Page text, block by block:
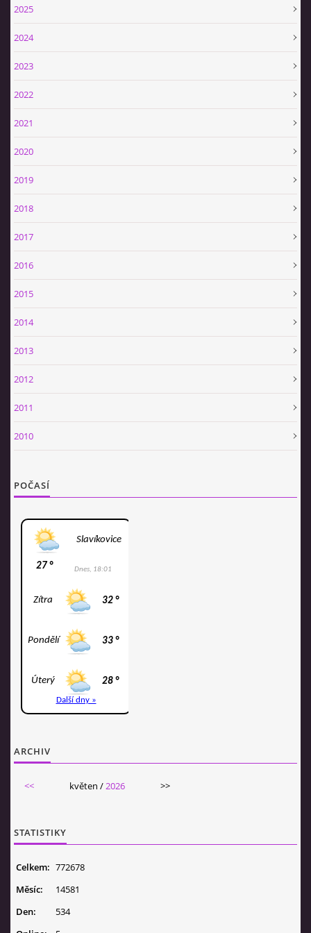
SPONZOŘI
2025
2024
2023
2022
2021
2020
2019
2018
2017
2016
2015
2014
2013
2012
2011
2010
POČASÍ
ARCHIV
<< květen /2026 >>
STATISTIKY
Celkem: 772678
Měsíc:
14581
Den:
534